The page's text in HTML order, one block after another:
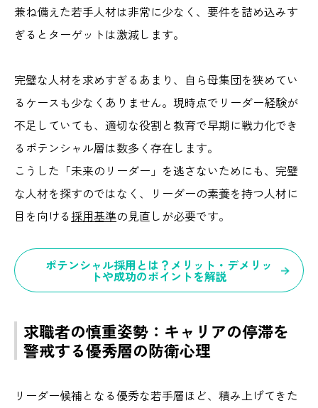
兼ね備えた若手人材は非常に少なく 、要件を詰め込みす
ぎるとターゲットは激減します。
完璧な人材を求めすぎるあまり、自ら母集団を狭めてい
るケースも少なくありません。現時点でリーダー経験が
不足していても、適切な役割と教育で早期に戦力化でき
るポテンシャル層は数多く存在します。
こうした「未来のリーダー」を逃さないためにも、完璧
な人材を探すのではなく、リーダーの素養を持つ人材に
目を向ける採用基準の見直しが必要です。
ポテンシャル採用とは？メリット・デメリッ
トや成功のポイントを解説
求職者の慎重姿勢：キャリアの停滞を
警戒する優秀層の防衛心理
リーダー候補となる優秀な若手層ほど、積み上げてきた